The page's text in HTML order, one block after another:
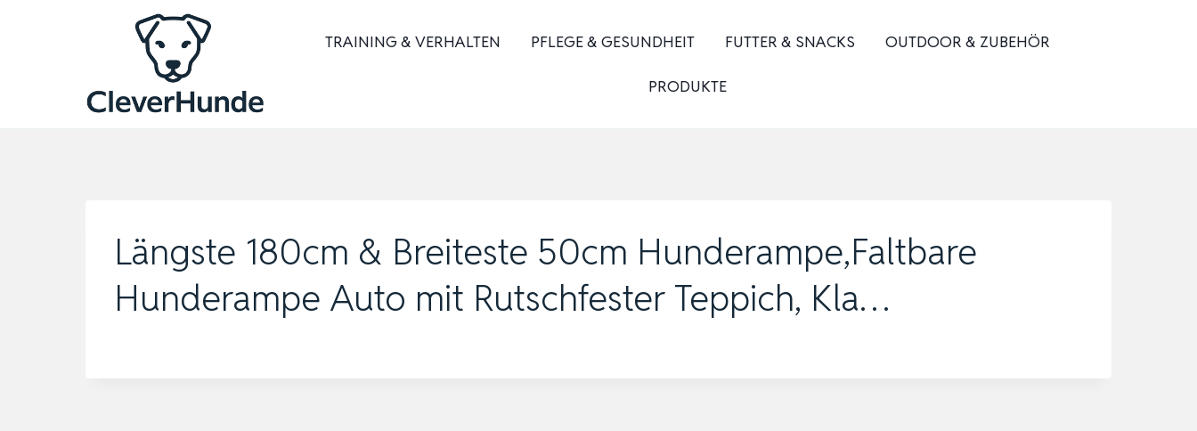
TRAINING & VERHALTEN PFLEGE & GESUNDHEIT FUTTER & SNACKS OUTDOOR & ZUBEHÖR
PRODUKTE
Längste 180cm & Breiteste 50cm Hunderampe,Faltbare
Hunderampe Auto mit Rutschfester Teppich, Kla…